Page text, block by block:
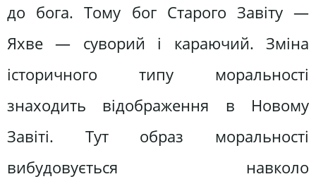
до бога. Тому бог Старого Завіту —
Яхве — суворий і караючий. Зміна
історичного типу моральності
знаходить відображення в Новому
Завіті. Тут образ моральності
вибудовується навколо